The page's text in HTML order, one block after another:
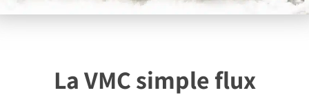
La VMC simple flux